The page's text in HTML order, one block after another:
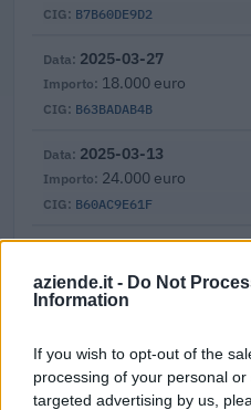
aziende.it - Do Not
Information
If you wish to opt-out of the
processing of your personal
targeted advertising by us,
B7B60DE9D2
B63BADAB4B
2025-03-27
18.000 euro
B60AC9E61F
2025-03-13
24.000 euro
B57E54B929
2025-01-27
11.400 euro
licenza CC BY-SA 4.0). Ogni